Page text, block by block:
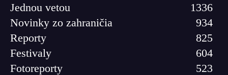
Jednou vetou
1336
Novinky zo zahraničia
934
Reporty
825
Festivaly
604
Fotoreporty
523